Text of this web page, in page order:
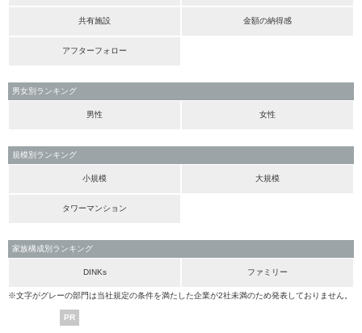
共有施設 金額の納得感
アフターフォロー
男女別ランキング
男性 女性
規模別ランキング
小規模 大規模
タワーマンション
家族構成別ランキング
DINKs ファミリー
※文字がグレーの部門は当社規定の条件を満たした企業が2社未満のため発表しておりません。
PR